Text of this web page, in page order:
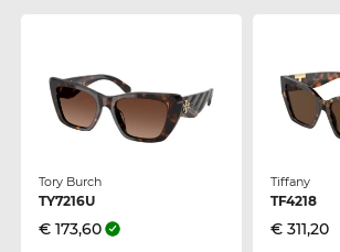
Tory Burch
TY7216U
€ 173,60
Tiffany
TF4218
€ 311,20